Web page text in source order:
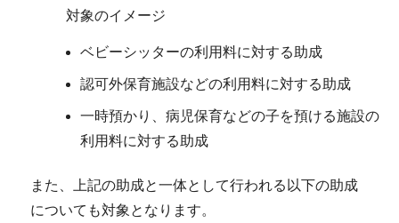
対象のイメージ
ベビーシッターの利用料に対する助成
認可外保育施設などの利用料に対する助成
一時預かり、病児保育などの子を預ける施設の
利用料に対する助成
また、上記の助成と一体として行われる以下の助成
についても対象となります。